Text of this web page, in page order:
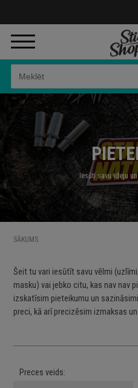
Iesūti savu ideju
SĀKUMS
Šeit tu vari iesūtīt savu vēlmi
masku) vai jebko citu, kas nav nav
izskatīsim pieteikumu un
preci, kā arī precizēsim izmaksas
Preces veids: